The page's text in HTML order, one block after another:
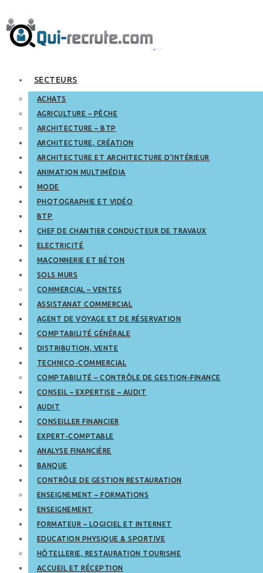
SECTEURS
ACHATS
AGRICULTURE – PÊCHE
ARCHITECTURE – BTP
ARCHITECTURE, CRÉATION
ARCHITECTURE ET ARCHITECTURE D’INTÉRIEUR
ANIMATION MULTIMÉDIA
MODE
PHOTOGRAPHIE ET VIDÉO
BTP
CHEF DE CHANTIER CONDUCTEUR DE TRAVAUX
ELECTRICITÉ
MAÇONNERIE ET BÉTON
SOLS MURS
COMMERCIAL – VENTES
ASSISTANAT COMMERCIAL
AGENT DE VOYAGE ET DE RÉSERVATION
COMPTABILITÉ GÉNÉRALE
DISTRIBUTION, VENTE
TECHNICO-COMMERCIAL
COMPTABILITÉ – CONTRÔLE DE GESTION-FINANCE
CONSEIL – EXPERTISE – AUDIT
AUDIT
CONSEILLER FINANCIER
EXPERT-COMPTABLE
ANALYSE FINANCIÈRE
BANQUE
CONTRÔLE DE GESTION RESTAURATION
ENSEIGNEMENT – FORMATIONS
ENSEIGNEMENT
FORMATEUR – LOGICIEL ET INTERNET
EDUCATION PHYSIQUE & SPORTIVE
HÔTELLERIE, RESTAURATION TOURISME
ACCUEIL ET RÉCEPTION